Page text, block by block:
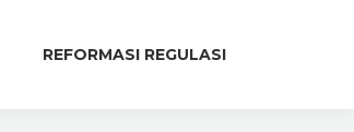
REFORMASI REGULASI